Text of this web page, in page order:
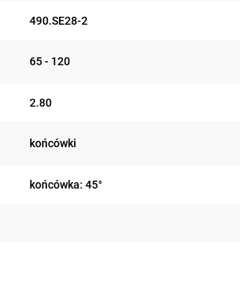
490.SE28-2
65 - 120
2.80
końcówki
końcówka: 45°